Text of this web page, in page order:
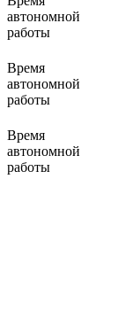
автономной
работы
Время
автономной
работы
Время
автономной
работы